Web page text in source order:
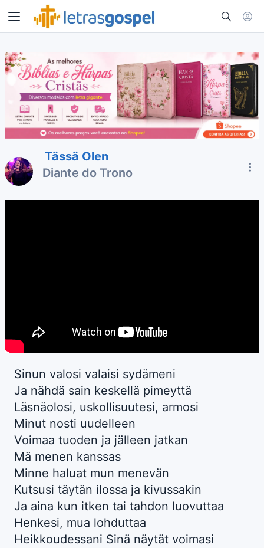
Tässä Olen
Diante do Trono
Sinun valosi valaisi sydämeni
Ja nähdä sain keskellä pimeyttä
Läsnäolosi, uskollisuutesi, armosi
Minut nosti uudelleen
Voimaa tuoden ja jälleen jatkan
Mä menen kanssas
Minne haluat mun menevän
Kutsusi täytän ilossa ja kivussakin
Ja aina kun itken tai tahdon luovuttaa
Henkesi, mua lohduttaa
Heikkoudessani Sinä näytät voimasi